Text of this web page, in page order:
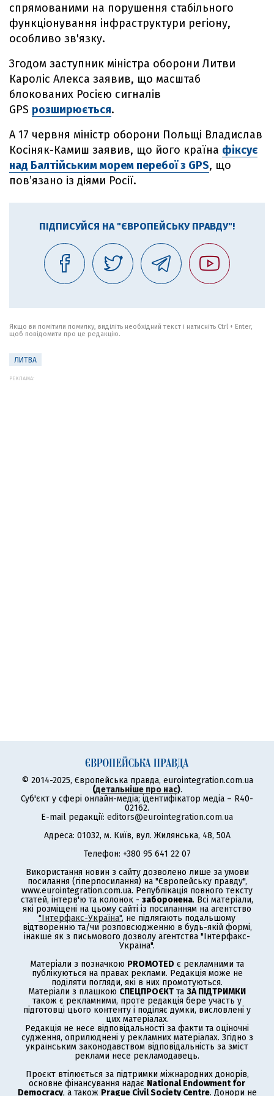
спрямованими на порушення стабільного
функціонування інфраструктури регіону,
особливо зв'язку.
Згодом заступник міністра оборони Литви
Кароліс Алекса заявив, що масштаб
блокованих Росією сигналів
GPS розширюється.
А 17 червня міністр оборони Польщі Владислав
Косіняк-Камиш заявив, що його країна фіксує
над Балтійським морем перебої з GPS, що
пов’язано із діями Росії.
ПІДПИСУЙСЯ НА "ЄВРОПЕЙСЬКУ ПРАВДУ"!
Якщо ви помітили помилку, виділіть необхідний текст і натисніть Ctrl + Enter,
щоб повідомити про це редакцію.
ЛИТВА
РЕКЛАМА:
© 2014-2025, Європейська правда, eurointegration.com.ua
(детальніше про нас).
Суб'єкт у сфері онлайн-медіа; ідентифікатор медіа – R40-
02162.
E-mail редакції: editors@eurointegration.com.ua
Адреса: 01032, м. Київ, вул. Жилянська, 48, 50А
Телефон: +380 95 641 22 07
Використання новин з сайту дозволено лише за умови
посилання (гіперпосилання) на "Європейську правду",
www.eurointegration.com.ua. Републікація повного тексту
статей, інтерв'ю та колонок - заборонена. Всі матеріали,
які розміщені на цьому сайті із посиланням на агентство
"Інтерфакс-Україна", не підлягають подальшому
відтворенню та/чи розповсюдженню в будь-якій формі,
інакше як з письмового дозволу агентства "Інтерфакс-
Україна".
Матеріали з позначкою PROMOTED є рекламними та
публікуються на правах реклами. Редакція може не
поділяти погляди, які в них промотуються.
Матеріали з плашкою СПЕЦПРОЄКТ та ЗА ПІДТРИМКИ
також є рекламними, проте редакція бере участь у
підготовці цього контенту і поділяє думки, висловлені у
цих матеріалах.
Редакція не несе відповідальності за факти та оціночні
судження, оприлюднені у рекламних матеріалах. Згідно з
українським законодавством відповідальність за зміст
реклами несе рекламодавець.
Проєкт втілюється за підтримки міжнародних донорів,
основне фінансування надає National Endowment for
Democracy, а також Prague Civil Society Centre. Донори не